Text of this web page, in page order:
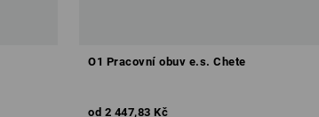
O1 Pracovní obuv e.s. Chete
od 2 447,83 Kč